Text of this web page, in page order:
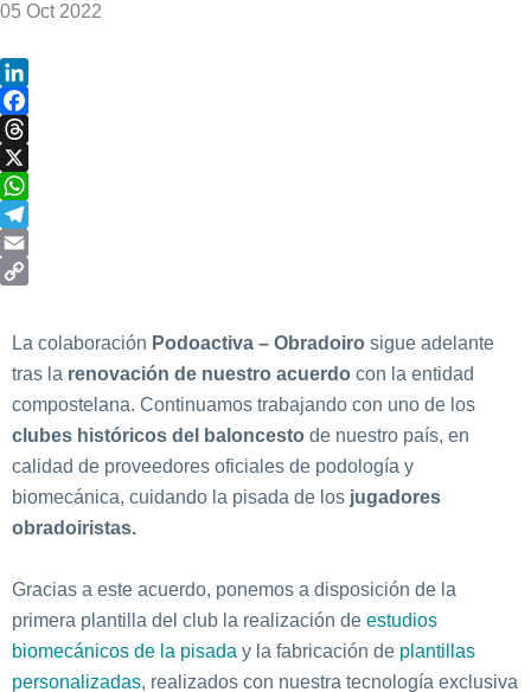
05 Oct 2022
LinkedIn
Facebook
Threads
X
WhatsApp
Telegram
Email
La colaboración Podoactiva – Obradoiro sigue adelante
tras la renovación de nuestro acuerdo con la entidad
compostelana. Continuamos trabajando con uno de los
clubes históricos del baloncesto de nuestro país, en
calidad de proveedores oficiales de podología y
biomecánica, cuidando la pisada de los jugadores
obradoiristas.
Gracias a este acuerdo, ponemos a disposición de la
primera plantilla del club la realización de estudios
biomecánicos de la pisada y la fabricación de plantillas
personalizadas, realizados con nuestra tecnología exclusiva